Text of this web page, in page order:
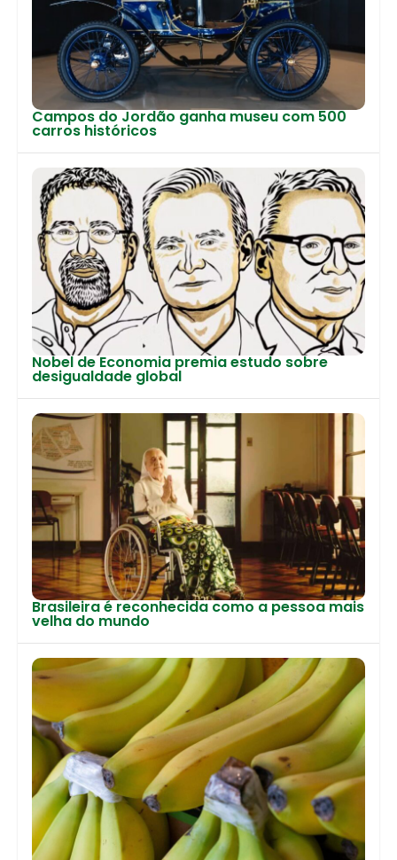
Campos do Jordão ganha museu com 500
carros históricos
Nobel de Economia premia estudo sobre
desigualdade global
Brasileira é reconhecida como a pessoa mais
velha do mundo